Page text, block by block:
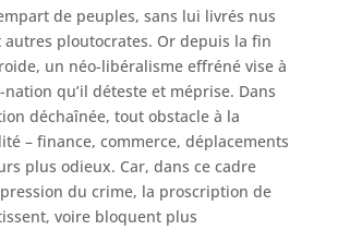
de peuples, sans lui livrés nus
autres ploutocrates. Or depuis la fin
un néo-libéralisme effréné vise à
qu’il déteste et méprise. Dans
déchaînée, tout obstacle à la
– finance, commerce, déplacements
plus odieux. Car, dans ce cadre
du crime, la proscription de
voire bloquent plus